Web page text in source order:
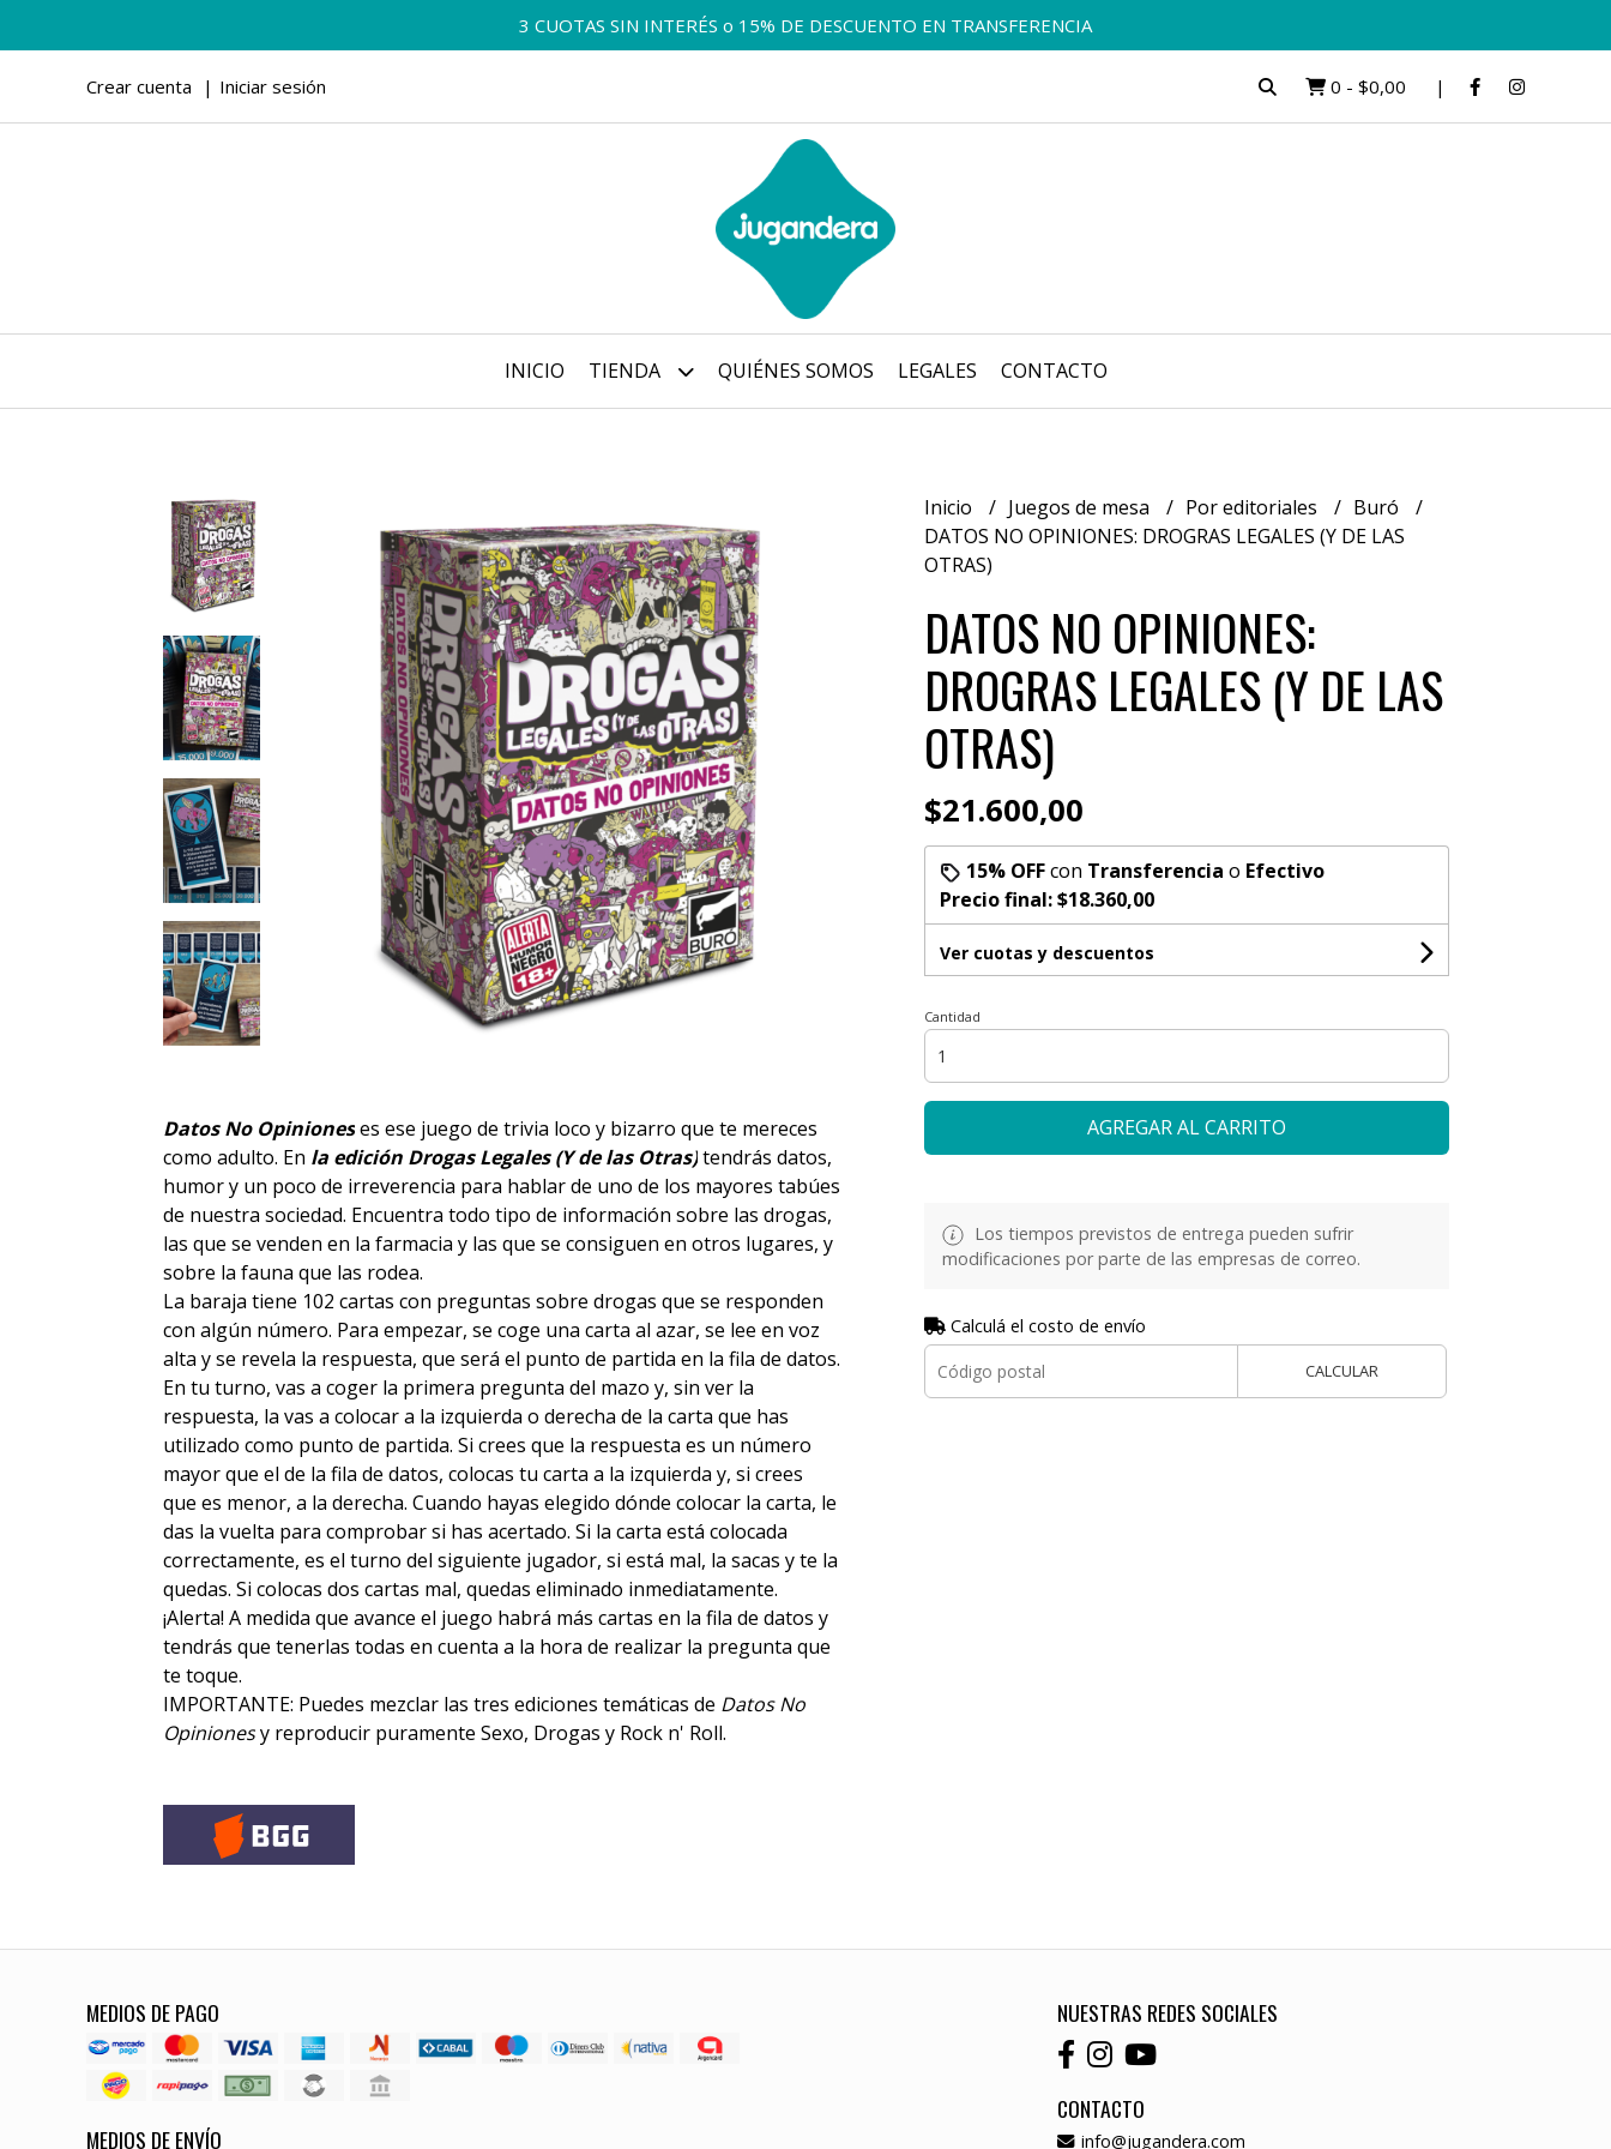
3 CUOTAS SIN INTERÉS o 15% DE DESCUENTO EN TRANSFERENCIA
Crear cuenta Iniciar sesión 0 - $0,00
INICIO TIENDA QUIÉNES SOMOS LEGALES CONTACTO
Datos No Opinioneses ese juego de trivia loco y bizarro que te mereces
como adulto. En la edición Drogas Legales (Y de las Otras)tendrás datos,
humor y un poco de irreverencia para hablar de uno de los mayores tabúes
de nuestra sociedad. Encuentra todo tipo de información sobre las drogas,
las que se venden en la farmacia y las que se consiguen en otros lugares, y
sobre la fauna que las rodea.
La baraja tiene 102 cartas con preguntas sobre drogas que se responden
con algún número. Para empezar, se coge una carta al azar, se lee en voz
alta y se revela la respuesta, que será el punto de partida en la fila de datos.
En tu turno, vas a coger la primera pregunta del mazo y, sin ver la
respuesta, la vas a colocar a la izquierda o derecha de la carta que has
utilizado como punto de partida. Si crees que la respuesta es un número
mayor que el de la fila de datos, colocas tu carta a la izquierda y, si crees
que es menor, a la derecha. Cuando hayas elegido dónde colocar la carta, le
das la vuelta para comprobar si has acertado. Si la carta está colocada
correctamente, es el turno del siguiente jugador, si está mal, la sacas y te la
quedas. Si colocas dos cartas mal, quedas eliminado inmediatamente.
¡Alerta! A medida que avance el juego habrá más cartas en la fila de datos y
tendrás que tenerlas todas en cuenta a la hora de realizar la pregunta que
te toque.
IMPORTANTE: Puedes mezclar las tres ediciones temáticas de Datos No
Opinionesy reproducir puramente Sexo, Drogas y Rock n' Roll.
Inicio Juegos de mesa Por editoriales
Buró
DATOS NO OPINIONES: DROGRAS LEGALES (Y DE LAS
OTRAS)
DATOS NO OPINIONES:
DROGRAS LEGALES (Y DE LAS
OTRAS)
$21.600,00
15% OFFcon Transferencia o Efectivo
Precio final:$18.360,00
Ver cuotas y descuentos
Cantidad
AGREGAR AL CARRITO
Los tiempos previstos de entrega pueden sufrir
modificaciones por parte de las empresas de correo.
Calculá el costo de envío
CALCULAR
MEDIOS DE PAGO
MEDIOS DE ENVÍO
NUESTRAS REDES SOCIALES
CONTACTO
info@jugandera.com